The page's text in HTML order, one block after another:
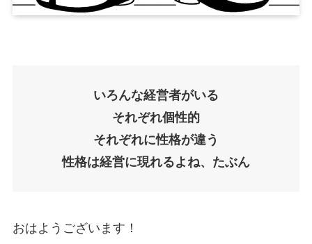
いろんな経営者がいる
それぞれ個性的
それぞれに性格が違う
性格は経営に現れるよね、たぶん
おはようございます！